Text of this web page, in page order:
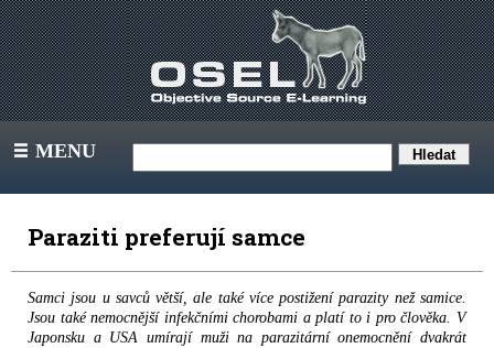
III MENU
Paraziti preferují samce
Samci jsou u savců větší, ale také více postižení parazity než samice.
Jsou také nemocnější infekčními chorobami a platí to i pro člověka. V
Japonsku a USA umírají muži na parazitární onemocnění dvakrát